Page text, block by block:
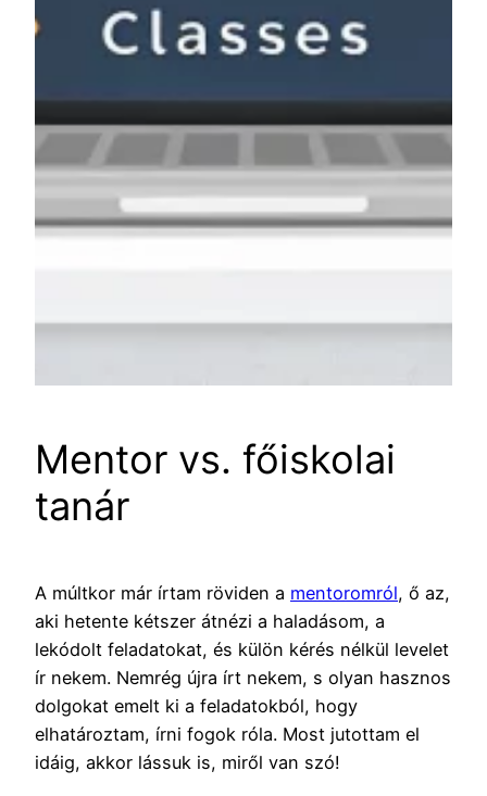
Mentor vs. főiskolai
tanár
A múltkor már írtam röviden a mentoromról, ő az,
aki hetente kétszer átnézi a haladásom, a
lekódolt feladatokat, és külön kérés nélkül levelet
ír nekem. Nemrég újra írt nekem, s olyan hasznos
dolgokat emelt ki a feladatokból, hogy
elhatároztam, írni fogok róla. Most jutottam el
idáig, akkor lássuk is, miről van szó!